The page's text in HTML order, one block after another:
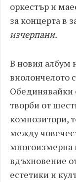
оркестър и
за концерта в
изчерпани.
В новия албум
виолончелото
Обединявайки
творби от
композитори,
между
многоизмерна
вдъхновение
естетики и